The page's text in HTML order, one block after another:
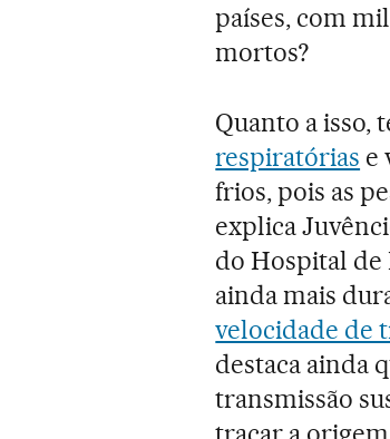
países, com
mortos?
Quanto a isso,
respiratórias e
frios, pois as
explica
do Hospital de
ainda mais
velocidade de
destaca ainda
transmissão